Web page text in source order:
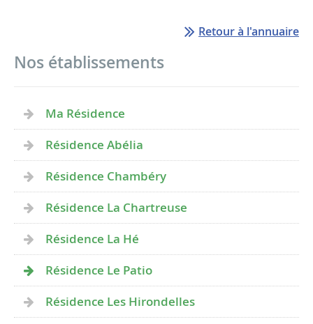
Retour à l'annuaire
Nos établissements
Ma Résidence
Résidence Abélia
Résidence Chambéry
Résidence La Chartreuse
Résidence La Hé
Résidence Le Patio
Résidence Les Hirondelles